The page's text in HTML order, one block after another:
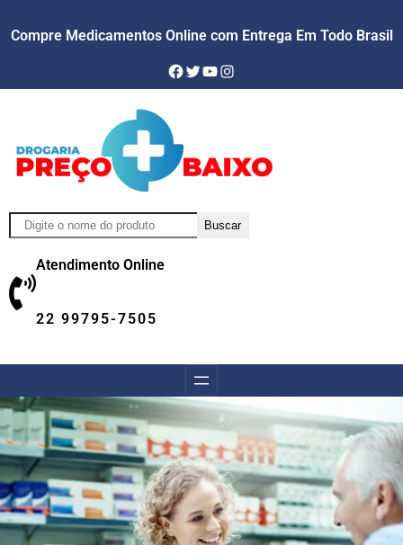
toCompre Medicamentos Online com Entrega Em Todo Brasil
Facebook
Twitter
YouTube
Instagram
Pesquisar Buscar
Atendimento Online
22 99795-7505